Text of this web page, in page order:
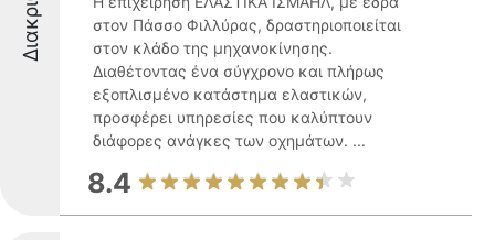
στον Πάσσο Φιλλύρας, δραστηριοποιείται
στον κλάδο της μηχανοκίνησης.
Διαθέτοντας ένα σύγχρονο και πλήρως
εξοπλισμένο κατάστημα ελαστικών,
προσφέρει υπηρεσίες που καλύπτουν
διάφορες ανάγκες των οχημάτων. ...
8.4